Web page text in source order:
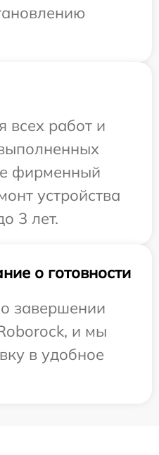
всех работ и
фирменный
устройства
3 лет.
о готовности
завершении
и мы
в удобное